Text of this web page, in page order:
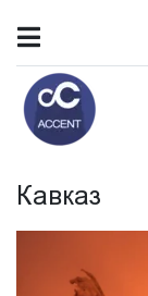
Кавказ